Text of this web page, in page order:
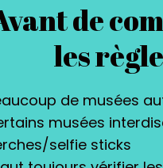
de
les
de musées
musées
selfie sticks